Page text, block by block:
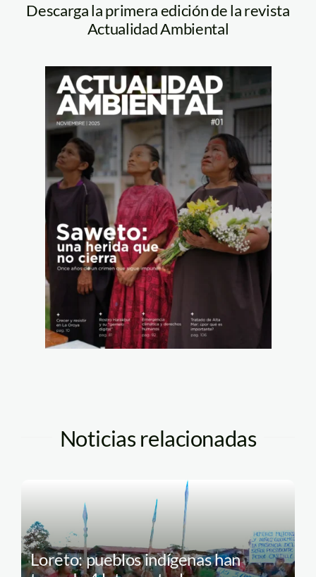
Descarga la primera edición de la revista
Actualidad Ambiental
Noticias relacionadas
Loreto: pueblos indígenas han